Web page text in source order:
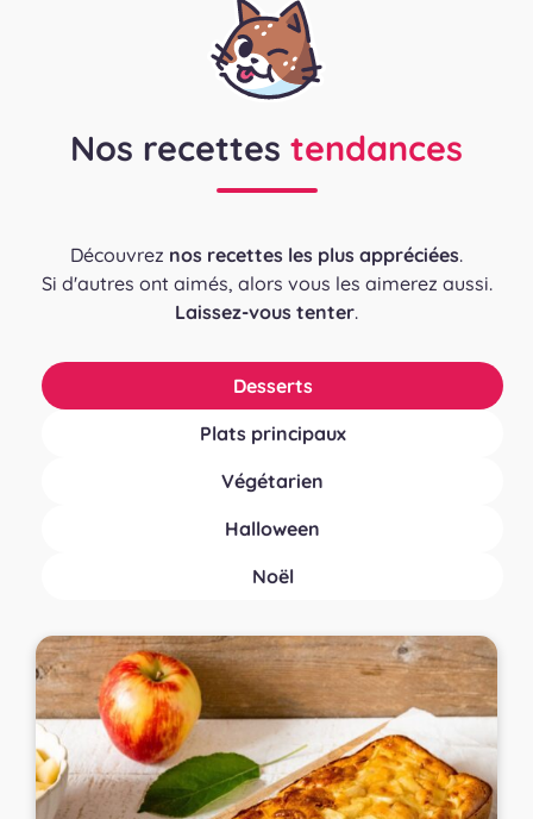
Nos recettes tendances
Découvrez nos recettes les plus appréciées.
Si d'autres ont aimés, alors vous les aimerez aussi.
Laissez-vous tenter.
Desserts
Plats principaux
Végétarien
Halloween
Noël